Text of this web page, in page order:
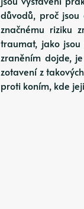
důvodů, proč jsou
značnému riziku
traumat, jako jsou
zraněním dojde,
zotavení z
proti koním, kde